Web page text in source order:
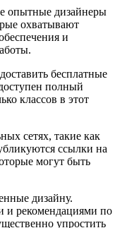
опытные дизайнеры
охватывают
и
бесплатные
полный
классов в этот
сетях, такие как
ссылки на
могут быть
дизайну.
и рекомендациями по
упростить